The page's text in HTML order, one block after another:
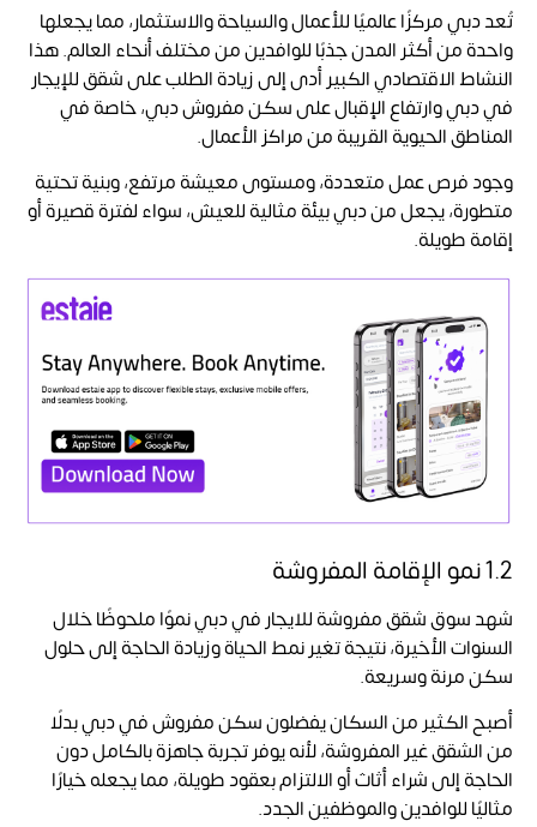
تُعد دبي مركزًا عالميًا للأعمال والسياحة والاستثمار، مما يجعلها
واحدة من أكثر المدن جذبًا للوافدين من مختلف أنحاء العالم. هذا
النشاط الاقتصادي الكبير أدى إلى زيادة الطلب على شقق للإيجار
في دبي وارتفاع الإقبال على سكن مفروش دبي، خاصة في
المناطق الحيوية القريبة من مراكز الأعمال.
وجود فرص عمل متعددة، ومستوى معيشة مرتفع، وبنية تحتية
متطورة، يجعل من دبي بيئة مثالية للعيش، سواء لفترة قصيرة أو
إقامة طويلة.
1.2 نمو الإقامة المفروشة
شهد سوق شقق مفروشة للايجار في دبي نموًا ملحوظًا خلال
السنوات الأخيرة، نتيجة تغير نمط الحياة وزيادة الحاجة إلى حلول
سكن مرنة وسريعة.
أصبح الكثير من السكان يفضلون سكن مفروش في دبي بدلًا
من الشقق غير المفروشة، لأنه يوفر تجربة جاهزة بالكامل دون
الحاجة إلى شراء أثاث أو الالتزام بعقود طويلة، مما يجعله خيارًا
مثاليًا للوافدين والموظفين الجدد.